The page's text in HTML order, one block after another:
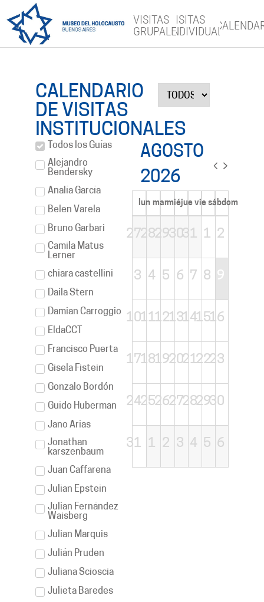
VISITAS
GRUPALES
VISITAS
INDIVIDUALES
CALENDARIO
DE VISITAS
INSTITUCIONALES
Todos los Guías
Alejandro
Bendersky
Analía García
Belen Varela
Bruno Garbari
Camila Matus
Lerner
chiara castellini
Daila Stern
Damian Carroggio
EldaCCT
Francisco Puerta
Gisela Fistein
Gonzalo Bordón
Guido Huberman
Jano Arias
Jonathan
karszenbaum
Juan Caffarena
Julian Epstein
Julian Fernández
Waisberg
Julian Marquis
Julián Pruden
Juliana Scioscia
Julieta Baredes
AGOSTO
2026
lun marmiéjue vie sábdom
2728293031 1 2
3 4 5 6 7 8 9
10111213141516
17181920212223
24252627282930
31 1 2 3 4 5 6